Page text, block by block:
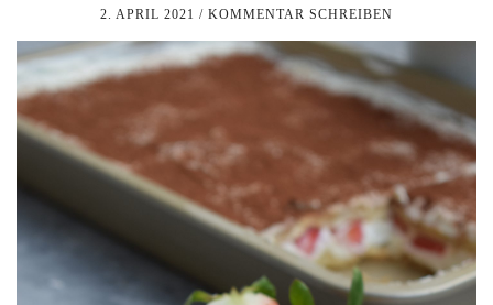
2. APRIL 2021 / KOMMENTAR SCHREIBEN